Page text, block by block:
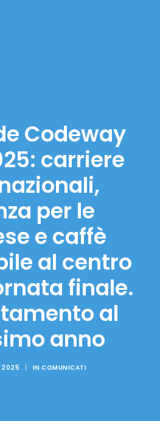
Codeway
carriere
per le
e caffè
al centro
finale.
al
anno
2025 | IN COMUNICATI